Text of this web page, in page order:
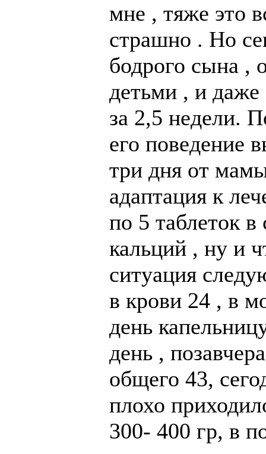
мне , тяже это
страшно . Но
бодрого сына ,
детьми , и даже
за 2,5 недели.
его поведение
три дня от
адаптация к
по 5 таблеток
кальций , ну и
ситуация
в крови 24 , в
день
день ,
общего 43,
плохо
300- 400 гр, в